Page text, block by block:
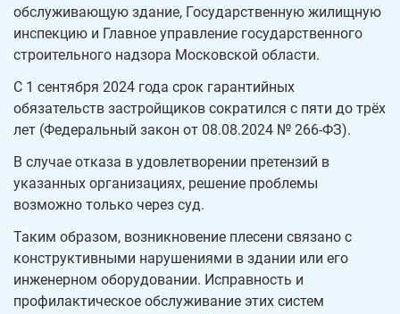
обслуживающую здание, Государственную жилищную
инспекцию и Главное управление государственного
строительного надзора Московской области.
С 1 сентября 2024 года срок гарантийных
обязательств застройщиков сократился с пяти до трёх
лет (Федеральный закон от 08.08.2024 № 266-ФЗ).
В случае отказа в удовлетворении претензий в
указанных организациях, решение проблемы
возможно только через суд.
Таким образом, возникновение плесени связано с
конструктивными нарушениями в здании или его
инженерном оборудовании. Исправность и
профилактическое обслуживание этих систем